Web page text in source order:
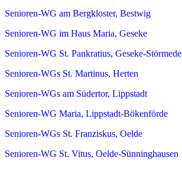
Senioren-WG am Bergkloster, Bestwig
Senioren-WG im Haus Maria, Geseke
Senioren-WG St. Pankratius, Geseke-Störmede
Senioren-WGs St. Martinus, Herten
Senioren-WGs am Südertor, Lippstadt
Senioren-WG Maria, Lippstadt-Bökenförde
Senioren-WGs St. Franziskus, Oelde
Senioren-WG St. Vitus, Oelde-Sünninghausen